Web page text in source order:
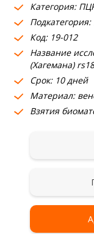
Пациентам
О компании
Где сдать
Партнерам
Категория:
Код: 19-012
Название
(Хагемана)
Срок: 10 дней
Материал:
Взятия